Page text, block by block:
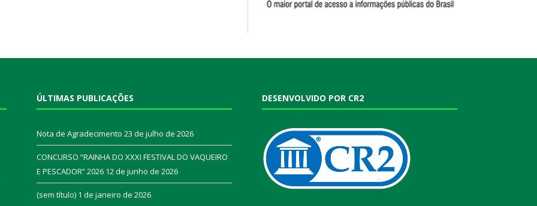
ÚLTIMAS PUBLICAÇÕES
Nota de Agradecimento 23 de julho de 2026
CONCURSO “RAINHA DO XXXI FESTIVAL DO VAQUEIRO
E PESCADOR” 2026 12 de junho de 2026
(sem título) 1 de janeiro de 2026
DESENVOLVIDO POR CR2